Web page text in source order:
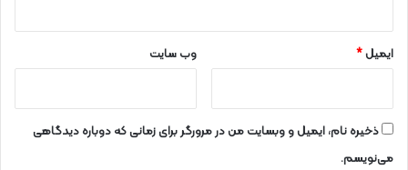
ایمیل* وب‌ سایت
ذخیره نام، ایمیل و وبسایت من در مرورگر برای زمانی که دوباره دیدگاهی
می‌نویسم.